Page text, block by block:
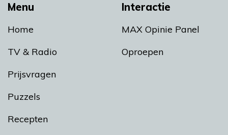
Menu
Home
TV & Radio
Prijsvragen
Puzzels
Recepten
Interactie
MAX Opinie Panel
Oproepen